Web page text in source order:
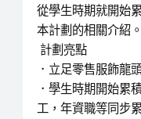
從學生時期就開始
本計劃的相關介紹。
計劃亮點
．立足零售服飾龍
．學生時期開始累
工，年資職等同步